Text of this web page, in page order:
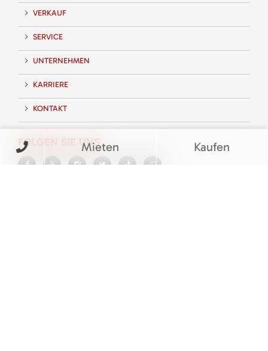
VERKAUF
SERVICE
UNTERNEHMEN
KARRIERE
KONTAKT
FOLGEN SIE UNSMieten Kaufen